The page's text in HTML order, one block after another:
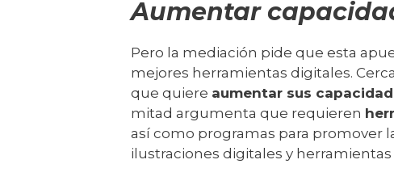
Aumentar
Pero la mediación pide que esta
mejores herramientas digitales.
que quiere aumentar sus
mitad argumenta que requieren
así como programas para promover
ilustraciones digitales y